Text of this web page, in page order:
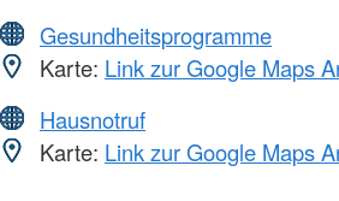
Gesundheitsprogramme
Karte: Link zur Google Maps
Hausnotruf
Karte: Link zur Google Maps